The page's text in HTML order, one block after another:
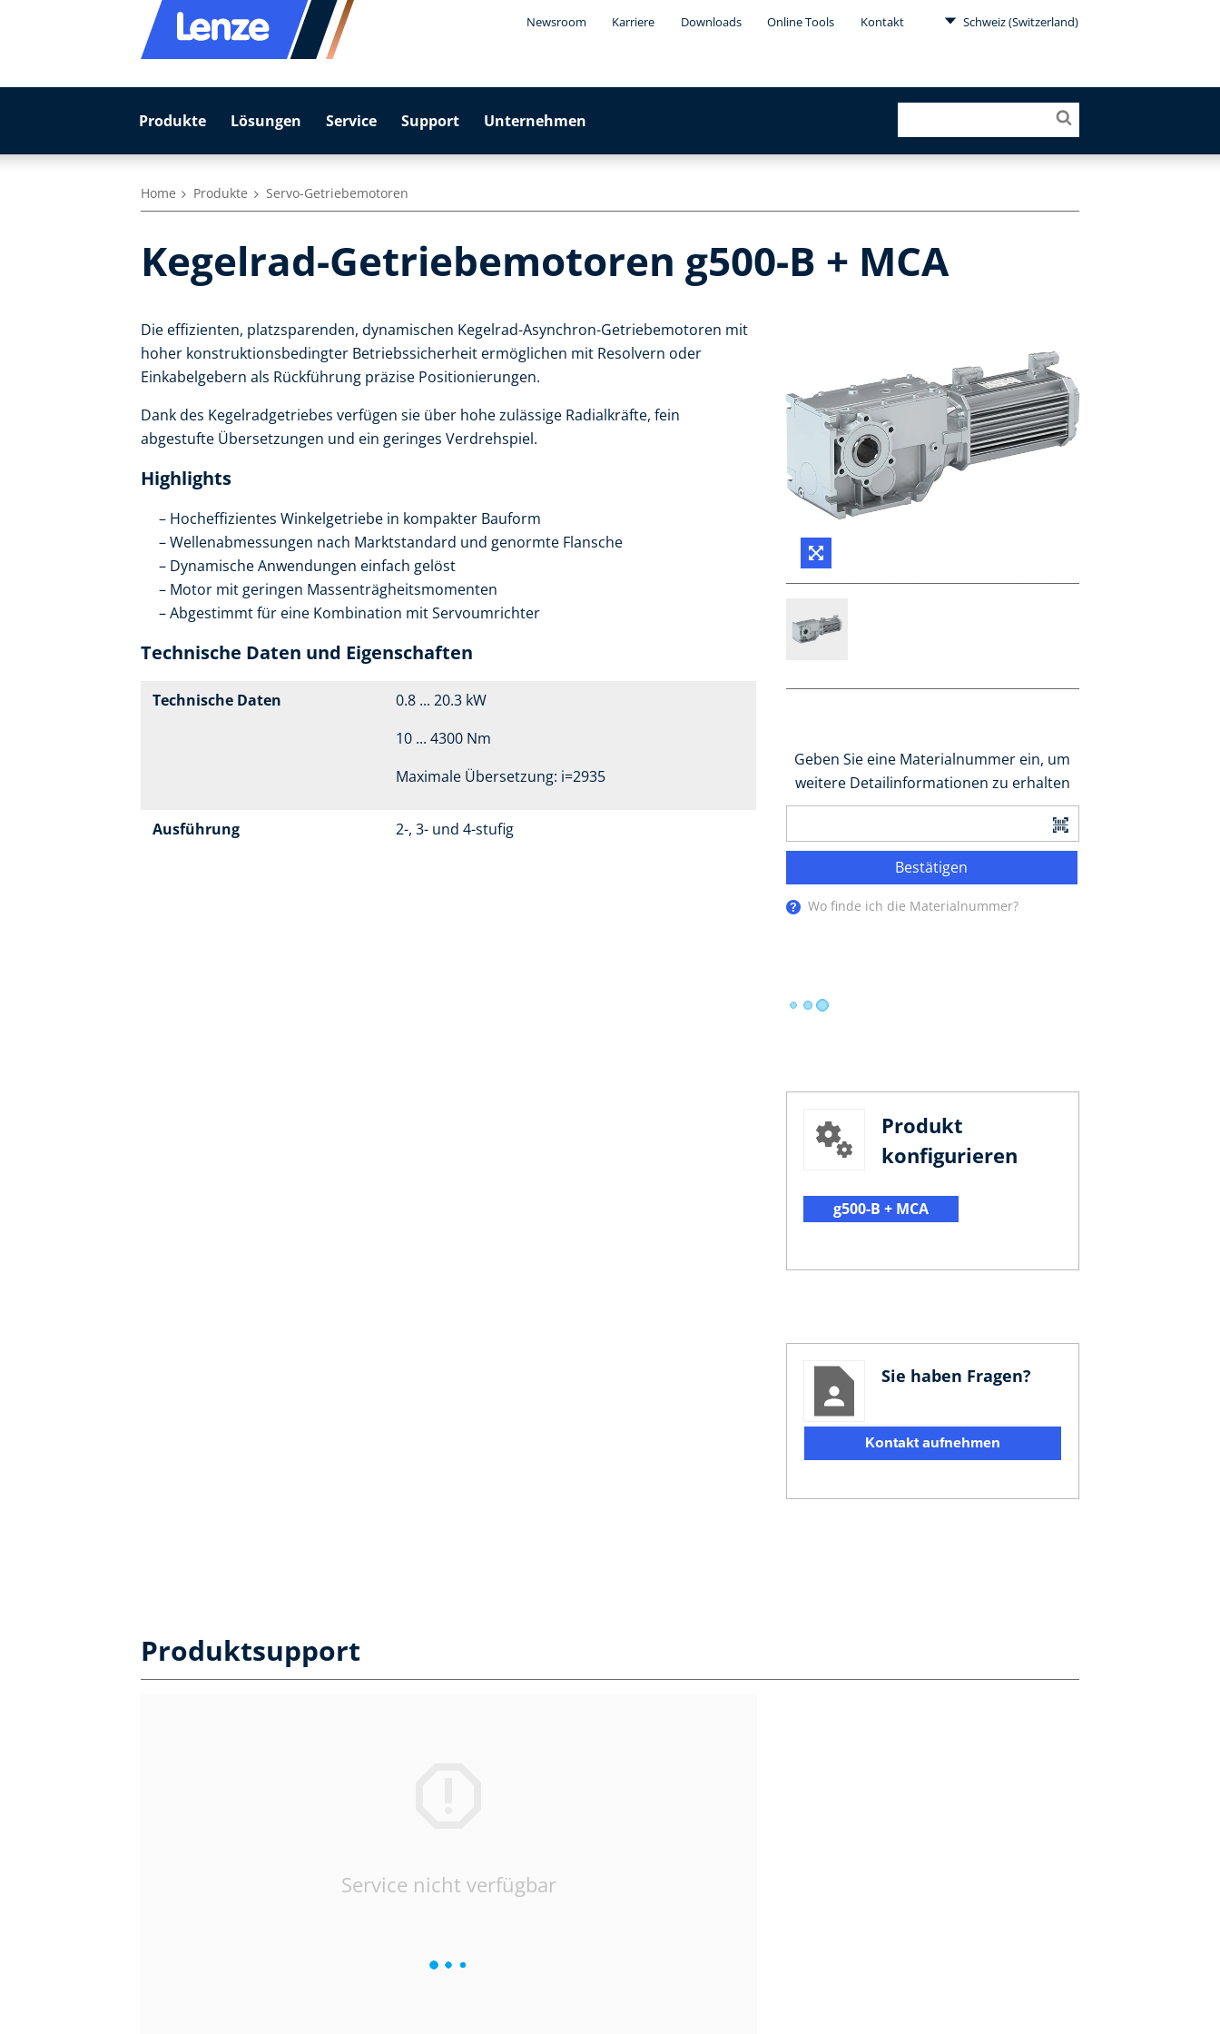
Newsroom Karriere Downloads Online Tools Kontakt Schweiz (Switzerland)
Produkte Lösungen Service Support Unternehmen
Home Produkte Servo-Getriebemotoren
Kegelrad-Getriebemotoren g500-B + MCA
Die effizienten, platzsparenden, dynamischen Kegelrad-Asynchron-Getriebemotoren mit
hoher konstruktionsbedingter Betriebssicherheit ermöglichen mit Resolvern oder
Einkabelgebern als Rückführung präzise Positionierungen.
Dank des Kegelradgetriebes verfügen sie über hohe zulässige Radialkräfte, fein
abgestufte Übersetzungen und ein geringes Verdrehspiel.
Highlights
Hocheffizientes Winkelgetriebe in kompakter Bauform
Wellenabmessungen nach Marktstandard und genormte Flansche
Dynamische Anwendungen einfach gelöst
Motor mit geringen Massenträgheitsmomenten
Abgestimmt für eine Kombination mit Servoumrichter
Technische Daten und Eigenschaften
Technische Daten
0.8 ... 20.3 kW
10 ... 4300 Nm
Maximale Übersetzung: i=2935
Ausführung 2-, 3- und 4-stufig
Geben Sie eine Materialnummer ein, um
weitere Detailinformationen zu erhalten
Bestätigen
Wo finde ich die Materialnummer?
Produkt
konfigurieren
g500-B + MCA
Sie haben Fragen?
Kontakt aufnehmen
Produktsupport
Service nicht verfügbar